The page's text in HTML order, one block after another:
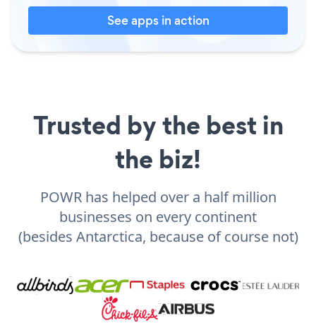
See apps in action
Trusted by the best in
the biz!
POWR has helped over a half million
businesses on every continent
(besides Antarctica, because of course not)